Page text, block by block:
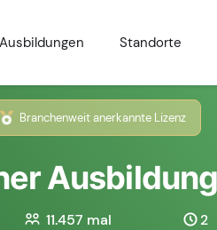
Ausbildungen Standorte
Branchenweit anerkannte Lizenz
11.457 mal
2